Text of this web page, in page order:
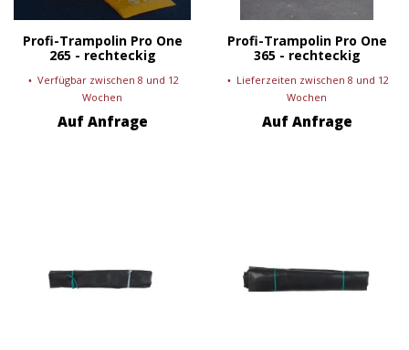
Profi-Trampolin Pro One
265 - rechteckig
Verfügbar zwischen 8 und 12
Wochen
Auf Anfrage
Profi-Trampolin Pro One
365 - rechteckig
Lieferzeiten zwischen 8 und 12
Wochen
Auf Anfrage